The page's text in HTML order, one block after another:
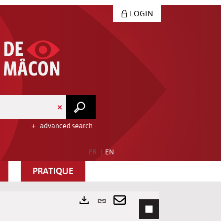
LOGIN
advanced search
FR EN
PRATIQUE
Permanent
Send